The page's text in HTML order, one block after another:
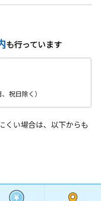
も行っています
祝日除く）
くい場合は、以下からも